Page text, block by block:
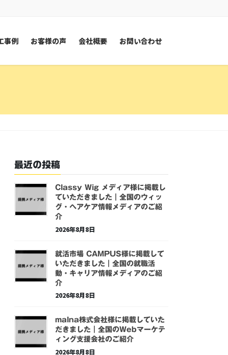
事例 お客様の声 会社概要 お問い合わせ
最近の投稿
Classy Wig メディア様に掲載し
ていただきました｜全国のウィッ
グ・ヘアケア情報メディアのご紹
介
2026年8月8日
就活市場 CAMPUS様に掲載して
いただきました｜全国の就職活
動・キャリア情報メディアのご紹
介
2026年8月8日
malna株式会社様に掲載していた
だきました｜全国のWebマーケテ
ィング支援会社のご紹介
2026年8月8日